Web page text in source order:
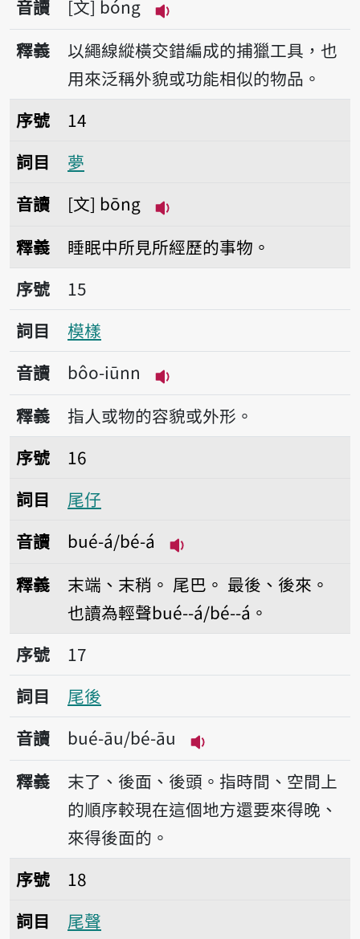
音讀 文 bóng
播放音讀bóng
釋義
以繩線縱橫交錯編成的捕獵工具，也
用來泛稱外貌或功能相似的物品。
序號14夢
序號
14
詞目
夢
音讀
文 bōng
釋義
睡眠中所見所經歷的事物。
序號15模樣
序號
15
詞目
模樣
音讀
bôo-iūnn
播放音讀bôo-iūnn
釋義
指人或物的容貌或外形。
序號16尾仔
序號
16
詞目
尾仔
音讀
bué-á/bé-á
釋義 末端、末稍。 尾巴。 最後、後來。
也讀為輕聲bué--á/bé--á。
序號17尾後
序號
17
詞目
尾後
音讀
bué-āu/bé-āu
播放音讀bué-āu/bé-
釋義
末了、後面、後頭。指時間、空間上
的順序較現在這個地方還要來得晚、
來得後面的。
序號18尾聲
序號
18
詞目
尾聲